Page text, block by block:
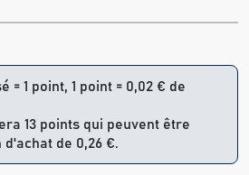
= 1 point, 1 point = 0,02 € de
13 points qui peuvent être
de 0,26 €.